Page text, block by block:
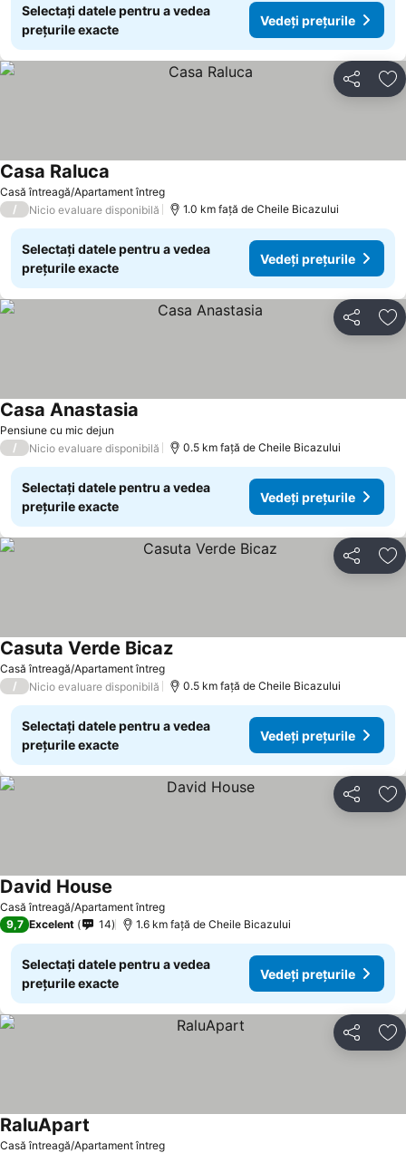
Selectați datele pentru a vedea
prețurile exacte
Vedeți prețurile
Distribuiți
Casă întreagă/Apartament întreg
Casa Raluca
/ Nicio evaluare disponibilă 1.0 km faţă de Cheile Bicazului
Selectați datele pentru a vedea
prețurile exacte
Vedeți prețurile
Distribuiți
Pensiune cu mic dejun
Casa Anastasia
/ Nicio evaluare disponibilă 0.5 km faţă de Cheile Bicazului
Selectați datele pentru a vedea
prețurile exacte
Vedeți prețurile
Distribuiți
Casă întreagă/Apartament întreg
Casuta Verde BicazVedeți prețurile
/ Nicio evaluare disponibilă 0.5 km faţă de Cheile Bicazului
Selectați datele pentru a vedea
prețurile exacte
Vedeți prețurile
Distribuiți
Casă întreagă/Apartament întreg
David House
9,7 Excelent 14 1.6 km faţă de Cheile Bicazului
Selectați datele pentru a vedea
prețurile exacte
Vedeți prețurile
Distribuiți
Casă întreagă/Apartament întreg
RaluApart